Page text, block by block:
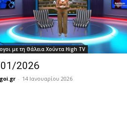
με τη Θάλεια Χούντα High TV
2026
- 14 Ιανουαρίου 2026